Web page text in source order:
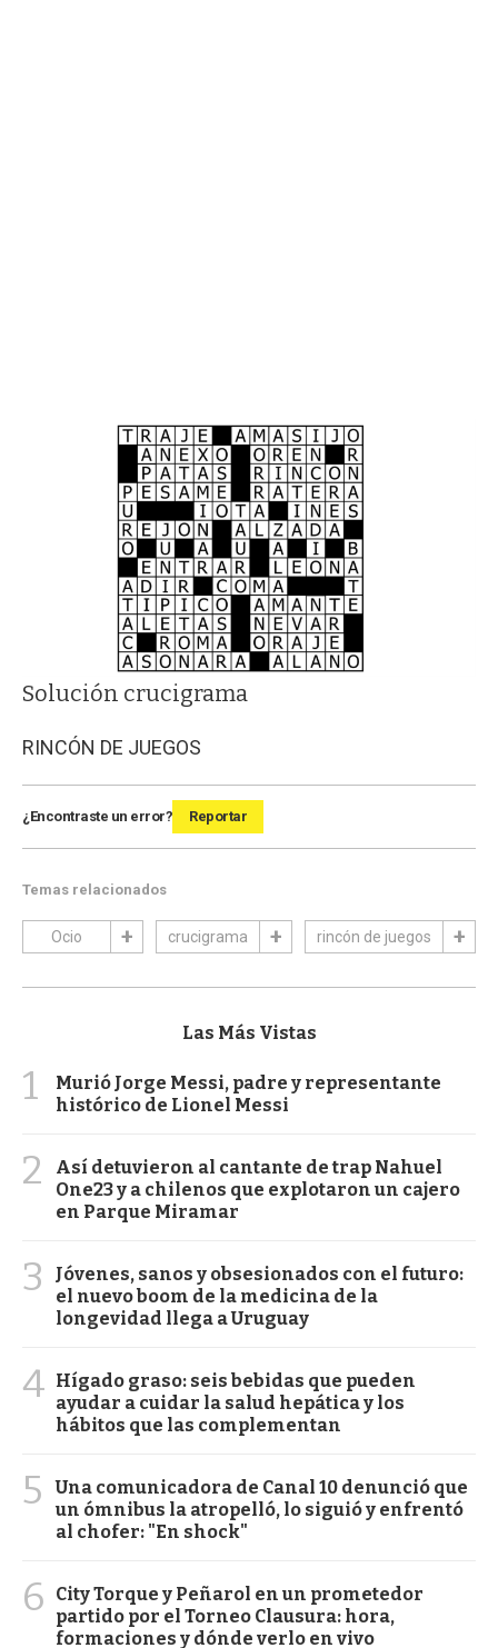
Solución crucigrama
RINCÓN DE JUEGOS
¿Encontraste un error? Reportar
Temas relacionados
Ocio crucigrama rincón de juegos
Las Más Vistas
1
Murió Jorge Messi, padre y representante
histórico de Lionel Messi
2
Así detuvieron al cantante de trap Nahuel
One23 y a chilenos que explotaron un cajero
en Parque Miramar
3
Jóvenes, sanos y obsesionados con el futuro:
el nuevo boom de la medicina de la
longevidad llega a Uruguay
4 Hígado graso: seis bebidas que pueden
ayudar a cuidar la salud hepática y los
hábitos que las complementan
5
Una comunicadora de Canal 10 denunció que
un ómnibus la atropelló, lo siguió y enfrentó
al chofer: "En shock"
6
City Torque y Peñarol en un prometedor
partido por el Torneo Clausura: hora,
formaciones y dónde verlo en vivo